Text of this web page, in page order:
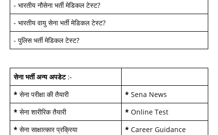
- भारतीय नौसेना भर्ती मेडिकल टेस्ट?
- भारतीय वायु सेना भर्ती मेडिकल टेस्ट?
- पुलिस भर्ती मेडिकल टेस्ट?
सेना भर्ती अन्य अपडेट:-
* सेना परीक्षा की तैयारी * Sena News
* सेना शारीरिक तैयारी * Online Test
* सेना साक्षात्कार प्रक्रिया * Career Guidance